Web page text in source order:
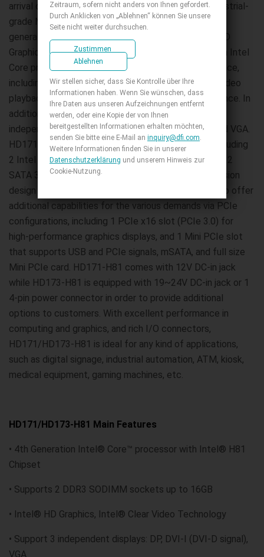
arrival of HD171-H81 and HD173-H81, two new industrial-
grade Mini-ITX motherboards powered by the 4th
generation Intel Core with Intel H81 chipset. Intel HD
Graphics engine integrated into these 4th generation Intel
Core processors provides a seamless visual experience,
including superior gaming image quality, vibrant HD video
playback, and increased overall speed and performance. In
addition, the two industrial-grade Mini-ITX support 3
independent displays via DP, DVI-I (DVI-D signal), and VGA.
HD171/HD173-H81 is designed with flexible I/O, including
2 Intel Gigabit LAN ports, 4 COM ports, 9 USB ports, 2
SATA 3.0 ports, and 8-bit DIO connector. The expansion
design of the Mini-ITX embedded motherboards also offer
additional capabilities for the various demands via PCIe
configurations, including 1 PCIe x16 slot (PCIe 3.0) for
high-performance graphics displays, and 1 Mini PCIe slot
that supports USB and PCIe signals, mSATA, and full size
Mini PCIe card. HD171-H81 comes with 12V DC-in jack
while HD173-H81 is equipped with 19~24V DC-in jack or 1
4-pin power connector in order to provide additional
options to customers. With excellent performance in
computing and graphics, and rich I/O connectors,
HD171/HD173-H81 is ideal for any kind of applications,
such as digital signage, industrial automation, ATM, kiosk,
medical equipment, gaming machines, etc.
HD171/HD173-H81 Main Features
• 4th Generation Intel® Core™ processor with Intel® H81
Chipset
• Supports 2 DDR3 SODIMM sockets up to 16GB
• Intel® HD Graphics, Intel® Clear Video Technology
• Support 3 independent displays: DP, DVI-I (DVI-D signal),
VGA
Zeitraum, sofern nicht anders von Ihnen gefordert.
Durch Anklicken von „Ablehnen“ können Sie unsere
Seite nicht weiter durchsuchen.
Zustimmen
Ablehnen
Wir stellen sicher, dass Sie Kontrolle über Ihre
Informationen haben. Wenn Sie wünschen, dass
Ihre Daten aus unseren Aufzeichnungen entfernt
werden, oder eine Kopie der von Ihnen
bereitgestellten Informationen erhalten möchten,
senden Sie bitte eine E-Mail an inquiry@dfi.com.
Weitere Informationen finden Sie in unserer
Datenschutzerklärung und unserem Hinweis zur
Cookie-Nutzung.